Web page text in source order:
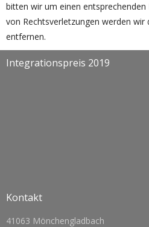
bitten wir um einen
von Rechtsverletzungen werden
entfernen.
Integrationspreis 2019
Kontakt
41063 Mönchengladbach